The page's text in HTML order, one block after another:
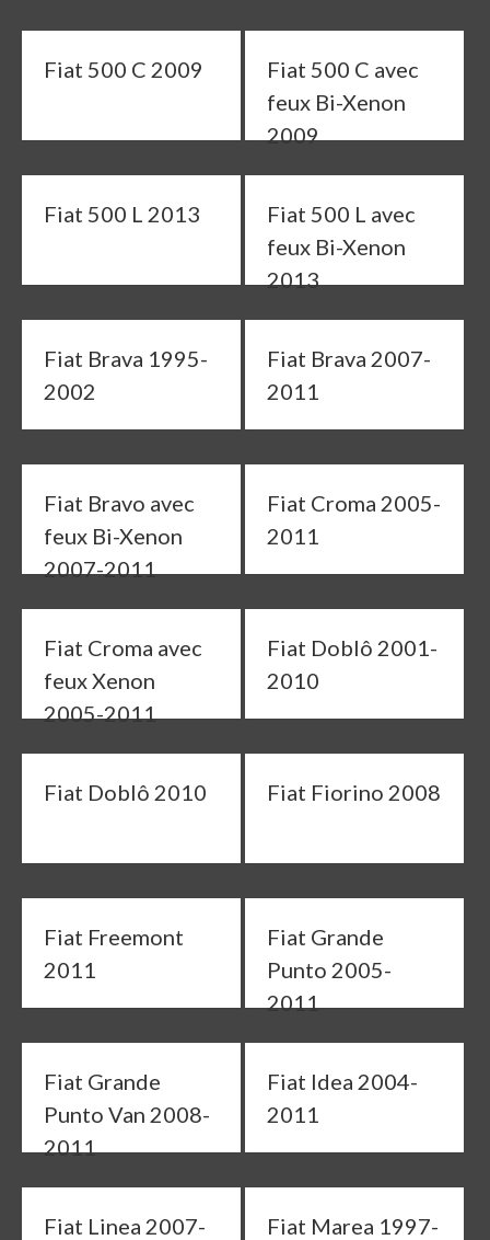
Fiat 500 C 2009
Fiat 500 C avec
feux Bi-Xenon
2009
Fiat 500 L 2013
Fiat 500 L avec
feux Bi-Xenon
2013
Fiat Brava 1995-
2002
Fiat Brava 2007-
2011
Fiat Bravo avec
feux Bi-Xenon
2007-2011
Fiat Croma 2005-
2011
Fiat Croma avec
feux Xenon
2005-2011
Fiat Doblô 2001-
2010
Fiat Doblô 2010 Fiat Fiorino 2008
Fiat Freemont
2011
Fiat Grande
Punto 2005-
2011
Fiat Grande
Punto Van 2008-
2011
Fiat Idea 2004-
2011
Fiat Linea 2007-
Fiat Marea 1997-